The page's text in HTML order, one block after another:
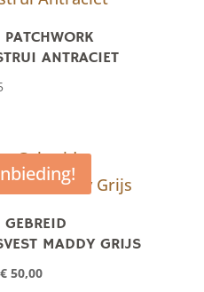
ANTRACIET
MADDY GRIJS
Oorspronkelijke
€50,00Huidige